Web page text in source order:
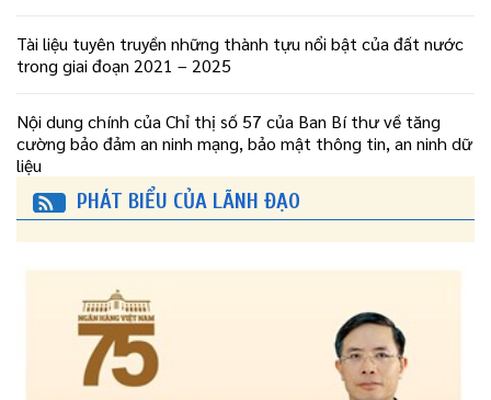
Tài liệu tuyên truyền những thành tựu nổi bật của đất nước
trong giai đoạn 2021 – 2025
Nội dung chính của Chỉ thị số 57 của Ban Bí thư về tăng
cường bảo đảm an ninh mạng, bảo mật thông tin, an ninh dữ
liệu
PHÁT BIỂU CỦA LÃNH ĐẠO